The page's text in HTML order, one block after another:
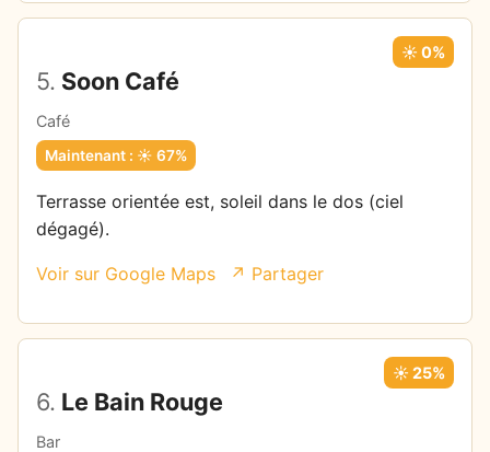
5. Soon Café
Café
☀️ 0%
Maintenant : ☀️ 67%
Terrasse orientée est, soleil dans le dos (ciel
dégagé).
Voir sur Google Maps ↗ Partager
6. Le Bain Rouge
Bar
☀️ 25%